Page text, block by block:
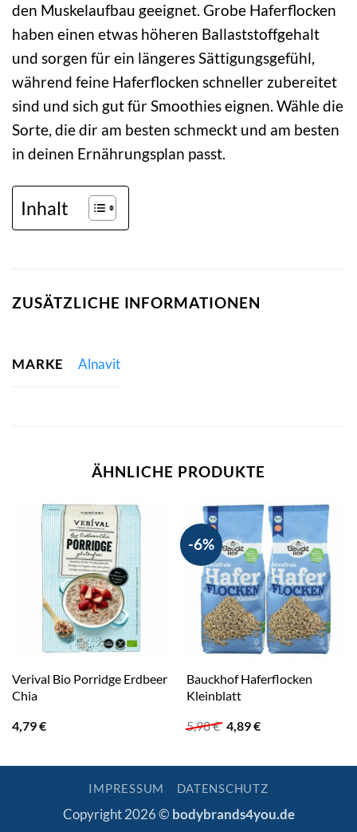
den Muskelaufbau geeignet. Grobe Haferflocken
haben einen etwas höheren Ballaststoffgehalt
und sorgen für ein längeres Sättigungsgefühl,
während feine Haferflocken schneller zubereitet
sind und sich gut für Smoothies eignen. Wähle die
Sorte, die dir am besten schmeckt und am besten
in deinen Ernährungsplan passt.
Inhalt
ZUSÄTZLICHE INFORMATIONEN
MARKE Alnavit
ÄHNLICHE PRODUKTE
Verival Bio Porridge Erdbeer
Chia
4,79€
-6%
Bauckhof Haferflocken
Kleinblatt
5,98€ Ursprünglicher
Preis
5,98 €
4,89€Aktueller
4,89 €.
IMPRESSUM DATENSCHUTZ
Copyright 2026 © bodybrands4you.de